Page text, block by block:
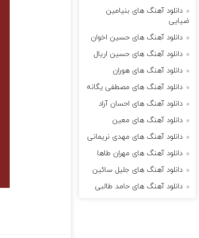
دانلود آهنگ های بنیامین
ضیایی
دانلود آهنگ های حسین اخوان
دانلود آهنگ های حسین اریال
دانلود آهنگ های هوران
دانلود آهنگ های مصطفی یگانه
دانلود آهنگ های احسان آراد
دانلود آهنگ های معین
دانلود آهنگ های مهدی نریمانی
دانلود آهنگ های مهران طاها
دانلود آهنگ های جلیل سائین
دانلود آهنگ های حامد طالبی